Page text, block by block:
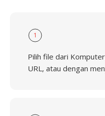
1
Pilih file dari
URL, atau dengan